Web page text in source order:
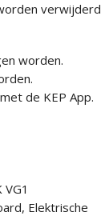
verwijderd
worden.
de KEP App.
Elektrische